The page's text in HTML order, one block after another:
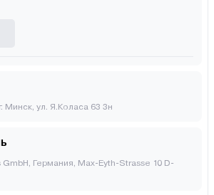
Минск, ул. Я.Коласа 63 3н
Германия, Max-Eyth-Strasse 10 D-